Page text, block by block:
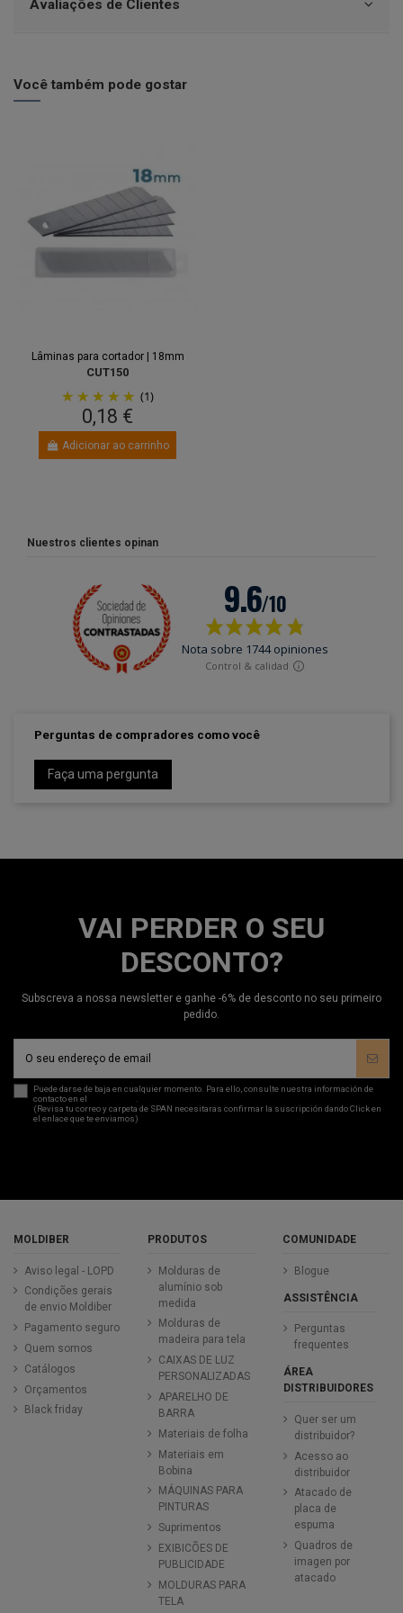
Avaliações de Clientes
Você também pode gostar
Lâminas para cortador | 18mm
CUT150
(1)
0,18 €
Adicionar ao carrinho
Nuestros clientes opinan
Perguntas de compradores como você
Faça uma pergunta
VAI PERDER O SEU
DESCONTO?
Subscreva a nossa newsletter e ganhe -6% de desconto no seu primeiro
pedido.
Puede darse de baja en cualquier momento. Para ello, consulte nuestra información de
contacto en el
(Revisa tu correo y carpeta de SPAN necesitaras confirmar la suscripción dando Click en
el enlace que te enviamos)
MOLDIBER
Aviso legal - LOPD
Condições gerais
de envio Moldiber
Pagamento seguro
Quem somos
Catálogos
Orçamentos
Black friday
PRODUTOS
Molduras de
alumínio sob
medida
Molduras de
madeira para tela
CAIXAS DE LUZ
PERSONALIZADAS
APARELHO DE
BARRA
Materiais de folha
Materiais em
Bobina
MÁQUINAS PARA
PINTURAS
Suprimentos
EXIBICÕES DE
PUBLICIDADE
MOLDURAS PARA
TELA
COMUNIDADE
Blogue
ASSISTÊNCIA
Perguntas
frequentes
ÁREA
DISTRIBUIDORES
Quer ser um
distribuidor?
Acesso ao
distribuidor
Atacado de
placa de
espuma
Quadros de
imagen por
atacado